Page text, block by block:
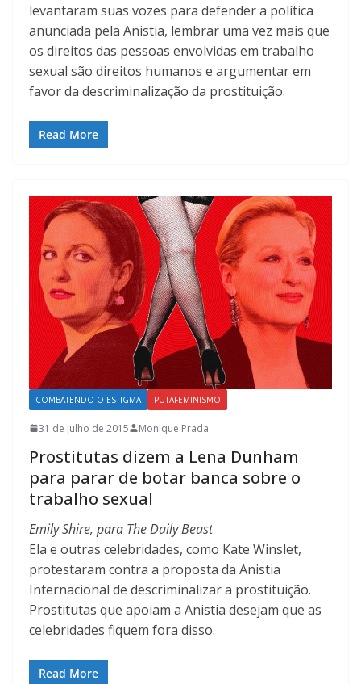
levantaram suas vozes para defender a política
anunciada pela Anistia, lembrar uma vez mais que
os direitos das pessoas envolvidas em trabalho
sexual são direitos humanos e argumentar em
favor da descriminalização da prostituição.
Read More
COMBATENDO O ESTIGMA PUTAFEMINISMO
31 de julho de 2015 Monique Prada
Prostitutas dizem a Lena Dunham
para parar de botar banca sobre o
trabalho sexual
Emily Shire, para The Daily Beast
Ela e outras celebridades, como Kate Winslet,
protestaram contra a proposta da Anistia
Internacional de descriminalizar a prostituição.
Prostitutas que apoiam a Anistia desejam que as
celebridades fiquem fora disso.
Read More